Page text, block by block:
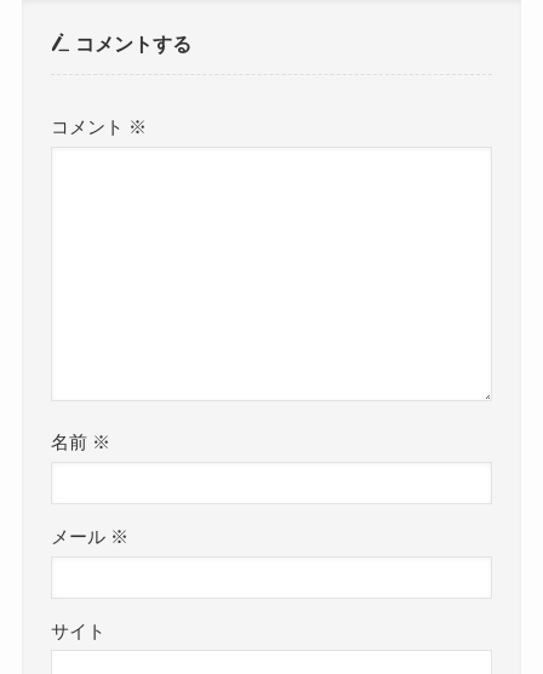
コメントする
コメント ※
名前 ※
メール ※
サイト